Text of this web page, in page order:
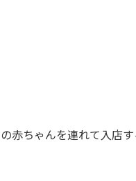
赤ちゃんを連れて入店